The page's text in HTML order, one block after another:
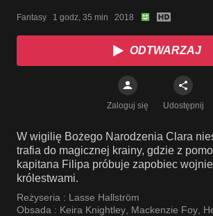
Fantasy   1 godz, 35 min   2018
ODTWARZAJ
Zaloguj się Udostępnij
W wigilię Bożego Narodzenia Clara
trafia do magicznej krainy, gdzie z
kapitana Filipa próbuje zapobiec
królestwami.
Reżyseria : Lasse Hallström
Obsada : Keira Knightley Mackenzie Foy